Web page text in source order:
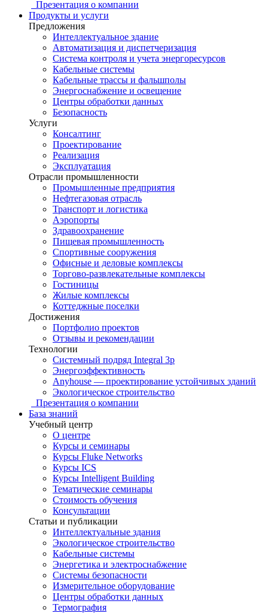
Презентация о компании
Продукты и услуги
Предложения
Интеллектуальное здание
Автоматизация и диспетчеризация
Система контроля и учета энергоресурсов
Кабельные системы
Кабельные трассы и фальшполы
Энергоснабжение и освещение
Центры обработки данных
Безопасность
Услуги
Консалтинг
Проектирование
Реализация
Эксплуатация
Отрасли промышленности
Промышленные предприятия
Нефтегазовая отрасль
Транспорт и логистика
Аэропорты
Здравоохранение
Пищевая промышленность
Спортивные сооружения
Офисные и деловые комплексы
Торгово-развлекательные комплексы
Гостиницы
Жилые комплексы
Коттеджные поселки
Достижения
Портфолио проектов
Отзывы и рекомендации
Технологии
Системный подряд Integral 3p
Энергоэффективность
Anyhouse — проектирование устойчивых зданий
Экологическое строительство
Презентация о компании
База знаний
Учебный центр
О центре
Курсы и семинары
Курсы Fluke Networks
Курсы ICS
Курсы Intelligent Building
Тематические семинары
Стоимость обучения
Консультации
Статьи и публикации
Интеллектуальные здания
Экологическое строительство
Кабельные системы
Энергетика и электроснабжение
Системы безопасности
Измерительное оборудование
Центры обработки данных
Термография